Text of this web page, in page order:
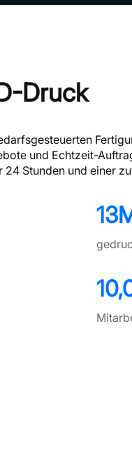
Druck
und Echtzeit-
Stunden und einer